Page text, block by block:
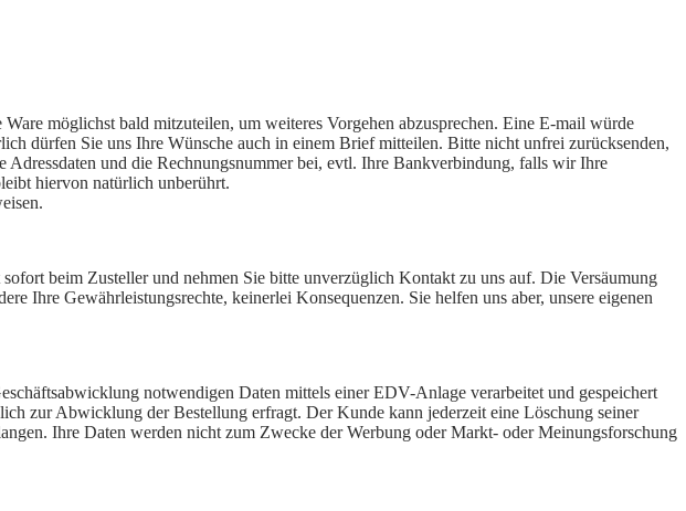
möglichst bald mitzuteilen, um weiteres Vorgehen abzusprechen. Eine E-mail würde
dürfen Sie uns Ihre Wünsche auch in einem Brief mitteilen. Bitte nicht unfrei zurücksenden,
und die Rechnungsnummer bei, evtl. Ihre Bankverbindung, falls wir Ihre
hiervon natürlich unberührt.
beim Zusteller und nehmen Sie bitte unverzüglich Kontakt zu uns auf. Die Versäumung
Ihre Gewährleistungsrechte, keinerlei Konsequenzen. Sie helfen uns aber, unsere eigenen
notwendigen Daten mittels einer EDV-Anlage verarbeitet und gespeichert
zur Abwicklung der Bestellung erfragt. Der Kunde kann jederzeit eine Löschung seiner
Ihre Daten werden nicht zum Zwecke der Werbung oder Markt- oder Meinungsforschung